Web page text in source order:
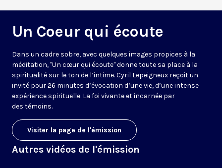
Un Coeur qui écoute
Dans un cadre sobre, avec quelques images propices à la
méditation, "Un cœur qui écoute" donne toute sa place à la
spiritualité sur le ton de l’intime. Cyril Lepeigneux reçoit un
invité pour 26 minutes d’évocation d’une vie, d’une intense
expérience spirituelle. La foi vivante et incarnée par
des témoins.
Visiter la page de l'émission
Autres vidéos de l'émission